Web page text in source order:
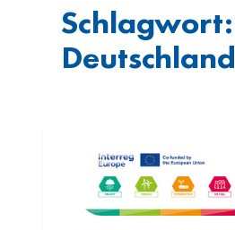
Schlagwort:
Deutschland